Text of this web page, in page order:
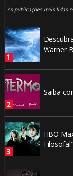
As publicações mais lidas
Warner
Saiba
HBO
🎂